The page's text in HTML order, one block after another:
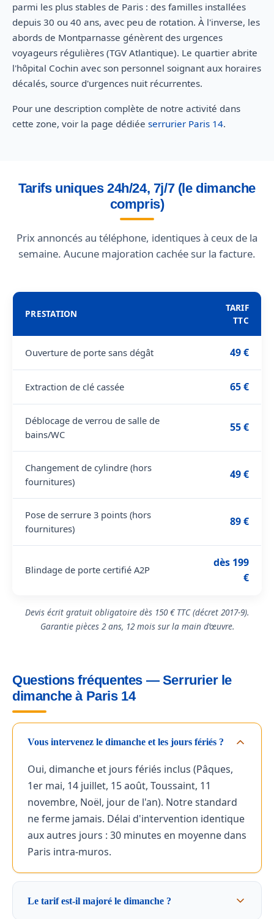
parmi les plus stables de Paris : des familles installées
depuis 30 ou 40 ans, avec peu de rotation. À l'inverse, les
abords de Montparnasse génèrent des urgences
voyageurs régulières (TGV Atlantique). Le quartier abrite
l'hôpital Cochin avec son personnel soignant aux horaires
décalés, source d'urgences nuit récurrentes.
Pour une description complète de notre activité dans
cette zone, voir la page dédiée serrurier Paris 14.
Tarifs uniques 24h/24, 7j/7 (le dimanche
compris)
Prix annoncés au téléphone, identiques à ceux de la
semaine. Aucune majoration cachée sur la facture.
PRESTATION
TARIF
TTC
Ouverture de porte sans dégât 49 €
Extraction de clé cassée 65 €
Déblocage de verrou de salle de
bains/WC
55 €
Changement de cylindre (hors
fournitures)
49 €
Pose de serrure 3 points (hors
fournitures)
89 €
Blindage de porte certifié A2P
dès 199
€
Devis écrit gratuit obligatoire dès 150 € TTC (décret 2017-9).
Garantie pièces 2 ans, 12 mois sur la main d’œuvre.
Questions fréquentes — Serrurier le
dimanche à Paris 14
Vous intervenez le dimanche et les jours fériés ?
Oui, dimanche et jours fériés inclus (Pâques,
1er mai, 14 juillet, 15 août, Toussaint, 11
novembre, Noël, jour de l'an). Notre standard
ne ferme jamais. Délai d'intervention identique
aux autres jours : 30 minutes en moyenne dans
Paris intra-muros.
Le tarif est-il majoré le dimanche ?